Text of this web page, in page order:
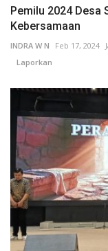
Pemilu 2024 Desa
Kebersamaan
INDRA W N Feb 17, 2024
Laporkan